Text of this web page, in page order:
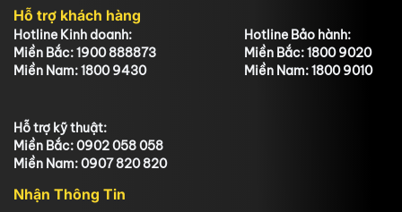
Hỗ trợ khách hàng
Hotline Kinh doanh:
Miền Bắc: 1900 888873
Miền Nam: 1800 9430
Hotline Bảo hành:
Miền Bắc: 1800 9020
Miền Nam: 1800 9010
Hỗ trợ kỹ thuật:
Miền Bắc: 0902 058 058
Miền Nam: 0907 820 820
Nhận Thông Tin